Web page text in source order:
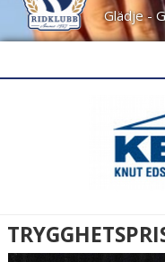
Glädje -
YRUS VÄRDEGRUND
ÅRETS UNGDOMSSEKTION